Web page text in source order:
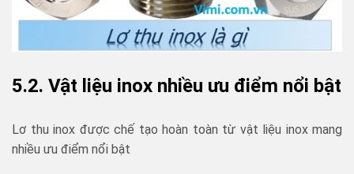
5.2. Vật liệu inox nhiều ưu điểm nổi bật
Lơ thu inox được chế tạo hoàn toàn từ vật liệu inox mang
nhiều ưu điểm nổi bật